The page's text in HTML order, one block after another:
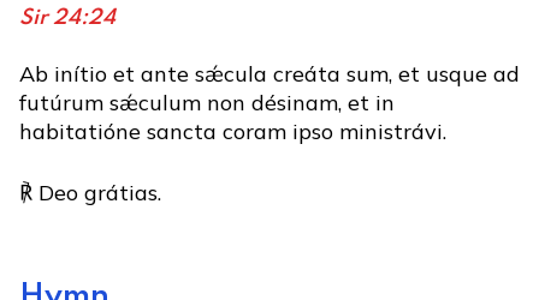
Sir 24:24
Ab inítio et ante sǽcula creáta sum, et usque ad
futúrum sǽculum non désinam, et in
habitatióne sancta coram ipso ministrávi.
℟ Deo grátias.